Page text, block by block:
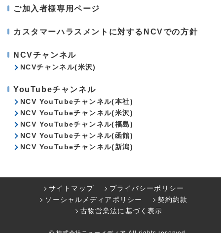
ご加入者様専用ページ
カスタマーハラスメントに対するNCVでの方針
NCVチャンネル
NCVチャンネル(米沢)
YouTubeチャンネル
NCV YouTubeチャンネル(本社)
NCV YouTubeチャンネル(米沢)
NCV YouTubeチャンネル(福島)
NCV YouTubeチャンネル(函館)
NCV YouTubeチャンネル(新潟)
サイトマップ
プライバシーポリシー
ソーシャルメディアポリシー
契約約款
古物営業法に基づく表示